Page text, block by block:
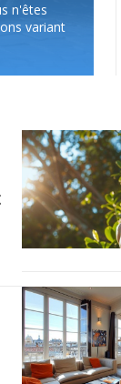
n'êtes
variant